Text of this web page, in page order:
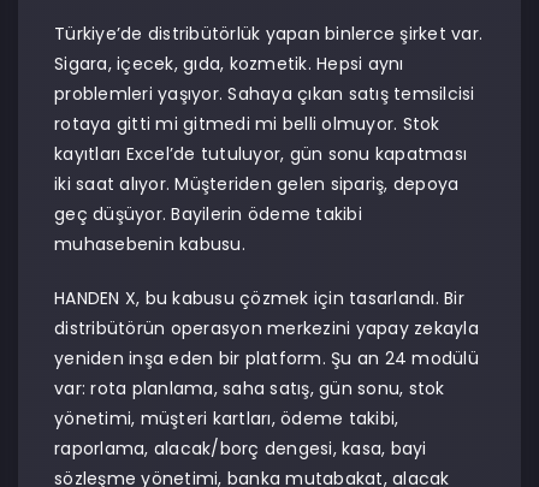
Türkiye’de distribütörlük yapan binlerce şirket var.
Sigara, içecek, gıda, kozmetik. Hepsi aynı
problemleri yaşıyor. Sahaya çıkan satış temsilcisi
rotaya gitti mi gitmedi mi belli olmuyor. Stok
kayıtları Excel’de tutuluyor, gün sonu kapatması
iki saat alıyor. Müşteriden gelen sipariş, depoya
geç düşüyor. Bayilerin ödeme takibi
muhasebenin kabusu.
HANDEN X, bu kabusu çözmek için tasarlandı. Bir
distribütörün operasyon merkezini yapay zekayla
yeniden inşa eden bir platform. Şu an 24 modülü
var: rota planlama, saha satış, gün sonu, stok
yönetimi, müşteri kartları, ödeme takibi,
raporlama, alacak/borç dengesi, kasa, bayi
sözleşme yönetimi, banka mutabakat, alacak